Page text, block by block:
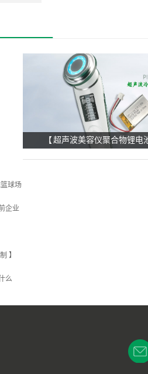
【 超声波美容仪聚合物锂电
球场
企业
】
么